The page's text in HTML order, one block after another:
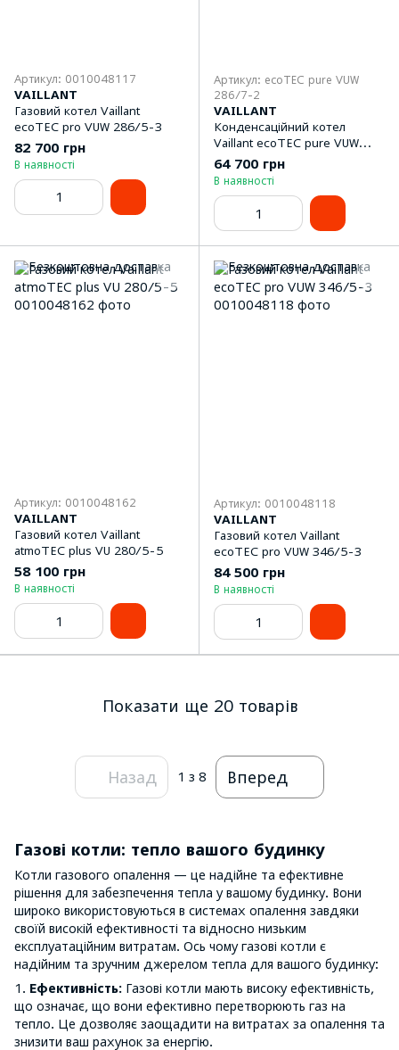
Артикул: 0010048117
VAILLANT
Газовий котел Vaillant
ecoTEC pro VUW 286/5-3
82 700 грн
В наявності
Артикул: ecoTEC pure VUW
286/7-2
VAILLANT
Конденсаційний котел
Vaillant ecoTEC pure VUW
286/7-2
64 700 грн
В наявності
Артикул: 0010048162
VAILLANT
Газовий котел Vaillant
atmoTEC plus VU 280/5-5
58 100 грн
В наявності
Артикул: 0010048118
VAILLANT
Газовий котел Vaillant
ecoTEC pro VUW 346/5-3
84 500 грн
В наявності
Показати ще 20 товарів
Назад 1 з 8 Вперед
Газові котли: тепло вашого будинку
Котли газового опалення — це надійне та ефективне
рішення для забезпечення тепла у вашому будинку. Вони
широко використовуються в системах опалення завдяки
своїй високій ефективності та відносно низьким
експлуатаційним витратам. Ось чому газові котли є
надійним та зручним джерелом тепла для вашого будинку:
1. Ефективність: Газові котли мають високу ефективність,
що означає, що вони ефективно перетворюють газ на
тепло. Це дозволяє заощадити на витратах за опалення та
знизити ваш рахунок за енергію.